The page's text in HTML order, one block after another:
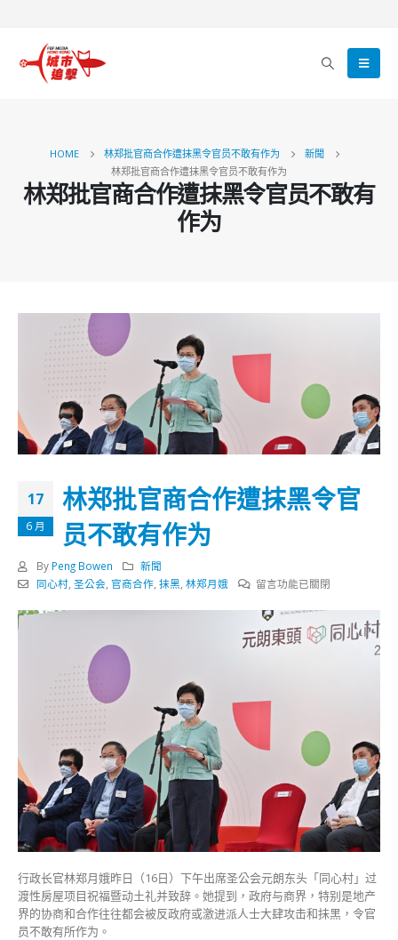
HOME 林郑批官商合作遭抹黑令官员不敢有作为
新聞
林郑批官商合作遭抹黑令官员不敢有作为
林郑批官商合作遭抹黑令官员不敢有
作为
17
6 月
林郑批官商合作遭抹黑令官
员不敢有作为
By Peng Bowen
新聞
同心村, 圣公会, 官商合作, 抹黑, 林郑月娥
在
郑
批
抹
官
员
不
敢
作
为〉
中
留言功能已關閉
行政长官林郑月娥昨日（16日）下午出席圣公会元朗东头「同心村」过
渡性房屋项目祝福暨动土礼并致辞。她提到，政府与商界，特别是地产
界的协商和合作往往都会被反政府或激进派人士大肆攻击和抺黑，令官
员不敢有所作为。